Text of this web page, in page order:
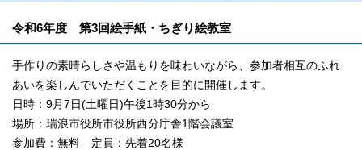
令和6年度 第3回絵手紙・ちぎり絵教室
手作りの素晴らしさや温もりを味わいながら、参加者相互のふれ
あいを楽しんでいただくことを目的に開催します。
日時：9月7日(土曜日)午後1時30分から
場所：瑞浪市役所市役所西分庁舎1階会議室
参加費：無料 定員：先着20名様